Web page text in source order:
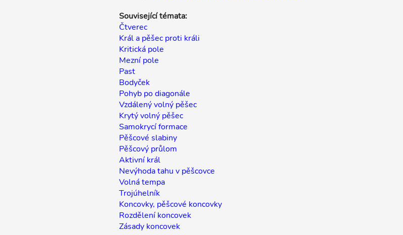
Související témata:
Čtverec
Král a pěšec proti králi
Kritická pole
Mezní pole
Past
Bodyček
Pohyb po diagonále
Vzdálený volný pěšec
Krytý volný pěšec
Samokrycí formace
Pěšcové slabiny
Pěšcový průlom
Aktivní král
Nevýhoda tahu v pěšcovce
Volná tempa
Trojúhelník
Koncovky, pěšcové koncovky
Rozdělení koncovek
Zásady koncovek